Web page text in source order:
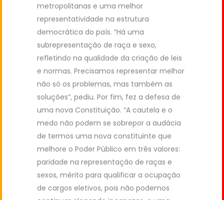
metropolitanas e uma melhor
representatividade na estrutura
democrática do país. “Há uma
subrepresentação de raça e sexo,
refletindo na qualidade da criação de leis
e normas. Precisamos representar melhor
não só os problemas, mas também as
soluções”, pediu. Por fim, fez a defesa de
uma nova Constituição. “A cautela e o
medo não podem se sobrepor a audácia
de termos uma nova constituinte que
melhore o Poder Público em três valores:
paridade na representação de raças e
sexos, mérito para qualificar a ocupação
de cargos eletivos, pois não podemos